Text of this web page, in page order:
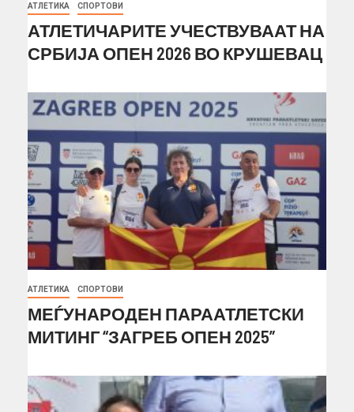
АТЛЕТИКА СПОРТОВИ
АТЛЕТИЧАРИТЕ УЧЕСТВУВААТ НА
СРБИЈА ОПЕН 2026 ВО КРУШЕВАЦ
АТЛЕТИКА СПОРТОВИ
МЕЃУНАРОДЕН ПАРААТЛЕТСКИ
МИТИНГ “ЗАГРЕБ ОПЕН 2025”